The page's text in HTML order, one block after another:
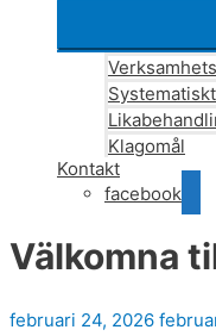
Klagomål
Kontakt
facebook
Välkomna
februari 24, 2026